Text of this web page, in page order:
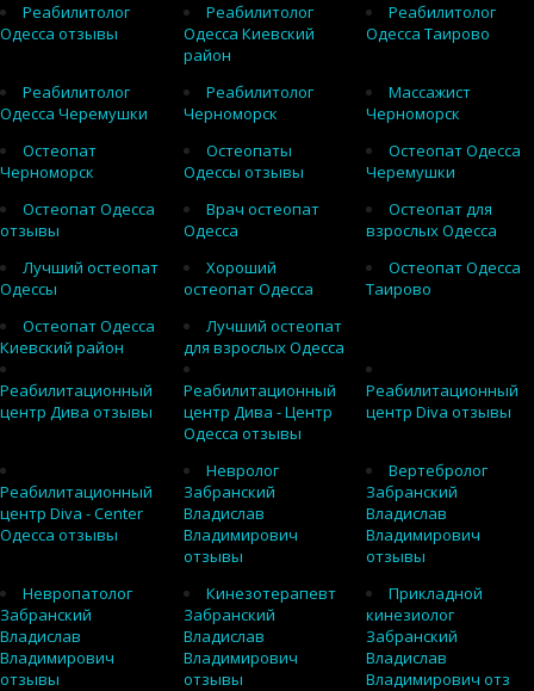
Реабилитолог
Одесса отзывы
Реабилитолог
Одесса Киевский
район
Реабилитолог
Одесса Таирово
Реабилитолог
Одесса Черемушки
Реабилитолог
Черноморск
Массажист
Черноморск
Остеопат
Черноморск
Остеопаты
Одессы отзывы
Остеопат Одесса
Черемушки
Остеопат Одесса
отзывы
Врач остеопат
Одесса
Остеопат для
взрослых Одесса
Лучший остеопат
Одессы
Хороший
остеопат Одесса
Остеопат Одесса
Таирово
Остеопат Одесса
Киевский район
Лучший остеопат
для взрослых Одесса
Реабилитационный
центр Дива отзывы
Реабилитационный
центр Дива - Центр
Одесса отзывы
Реабилитационный
центр Diva отзывы
Реабилитационный
центр Diva - Center
Одесса отзывы
Невролог
Забранский
Владислав
Владимирович
отзывы
Вертебролог
Забранский
Владислав
Владимирович
отзывы
Невропатолог
Забранский
Владислав
Владимирович
отзывы
Кинезотерапевт
Забранский
Владислав
Владимирович
отзывы
Прикладной
кинезиолог
Забранский
Владислав
Владимирович отз